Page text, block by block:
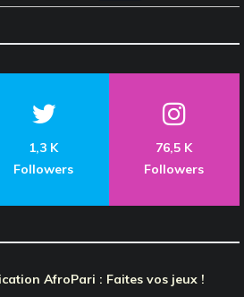
1,3 K
Followers
76,5 K
Followers
AfroPari : Faites vos jeux !